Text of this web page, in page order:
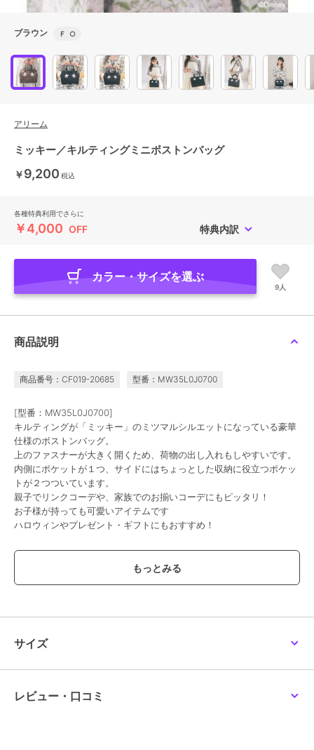
ブラウン Ｆ ○
アリーム
ミッキー／キルティングミニボストンバッグ
￥9,200 税込
各種特典利用でさらに
￥4,000 OFF 特典内訳
カラー・サイズを選ぶ
9人
商品説明
商品番号：CF019-20685 型番：MW35L0J0700
[型番：MW35L0J0700]
キルティングが「ミッキー」のミツマルシルエットになっている豪華
仕様のボストンバッグ。
上のファスナーが大きく開くため、荷物の出し入れもしやすいです。
内側にポケットが１つ、サイドにはちょっとした収納に役立つポケッ
トが２つついています。
親子でリンクコーデや、家族でのお揃いコーデにもピッタリ！
お子様が持っても可愛いアイテムです
ハロウィンやプレゼント・ギフトにもおすすめ！
■注意事項
※サンプルにて撮影を行っております。実際にお届けする商品と仕様
やサイズが異なる場合がございます。
商品カテゴリ
サイズ
レビュー・口コミ